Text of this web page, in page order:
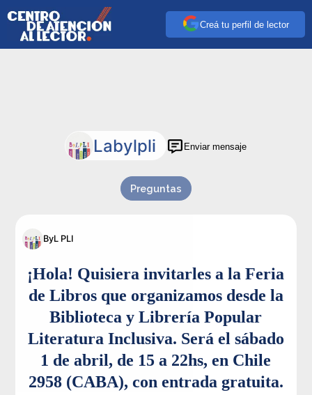
Creá tu perfil de lector
Labylpli Enviar mensaje
Preguntas
ByL PLI
¡Hola! Quisiera invitarles a la Feria
de Libros que organizamos desde la
Biblioteca y Librería Popular
Literatura Inclusiva. Será el sábado
1 de abril, de 15 a 22hs, en Chile
2958 (CABA), con entrada gratuita.